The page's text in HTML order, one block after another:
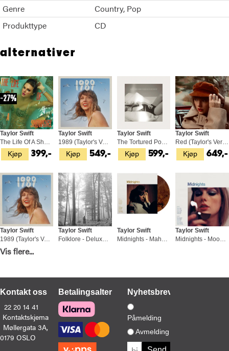
Genre
Country Pop
Produkttype
CD
alternativer
Kjøp
27%
Taylor Swift
The Life Of A Showgirl (LP)
399,- Kjøp
Taylor Swift
1989 (Taylor's Version) - LTD (2LP)
549,- Kjøp
Taylor Swift
The Tortured Poets Departement (2LP)
599,- Kjøp
Taylor Swift
Red (Taylor's Version) (4LP)
649,-
Kjøp
Taylor Swift
1989 (Taylor's Version) - Indie (2LP)
549,-
Taylor Swift
Taylor Swift
Taylor Swift
Taylor Swift
Taylor Swift
Vis flere...
Kontakt oss
22 20 14 41
Kontaktskjema
Møllergata 3A,
0179 OSLO
BetalingsalternativerNyhetsbrev
Påmelding
Avmelding